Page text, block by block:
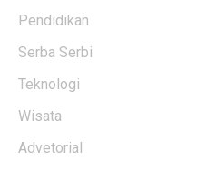
Pendidikan
Serba Serbi
Teknologi
Wisata
Advetorial